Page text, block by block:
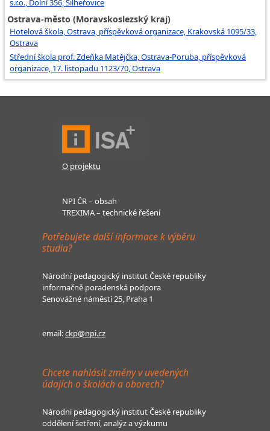
s.r.o., Dolní 356, Šilheřovice
Ostrava-město (Moravskoslezský kraj)
Hotelová škola, Ostrava, příspěvková organizace, Krakovská 1095/33,
Ostrava
Střední škola prof. Zdeňka Matějčka, Ostrava-Poruba, příspěvková
organizace, 17. listopadu 1123/70, Ostrava
O projektu
NPI ČR – obsah
TREXIMA – technické řešení
Potřebujete další informace k výběru
studia?
Národní pedagogický institut České republiky
informačně poradenská podpora
Senovážné náměstí 25, Praha 1
email:ckp@npi.cz
Chcete nahlásit změny v uvedených
údajích o školách a oborech?
Národní pedagogický institut České republiky
oddělení šetření, analýz a výzkumu